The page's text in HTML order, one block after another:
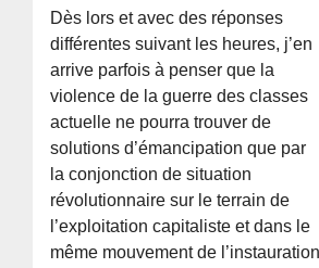
Dès lors et avec des réponses
différentes suivant les heures, j’en
arrive parfois à penser que la
violence de la guerre des classes
actuelle ne pourra trouver de
solutions d’émancipation que par
la conjonction de situation
révolutionnaire sur le terrain de
l’exploitation capitaliste et dans le
même mouvement de l’instauration